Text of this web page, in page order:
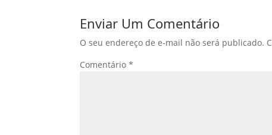
Enviar Um Comentário
O seu endereço de e-mail não será publicado.
Comentário*